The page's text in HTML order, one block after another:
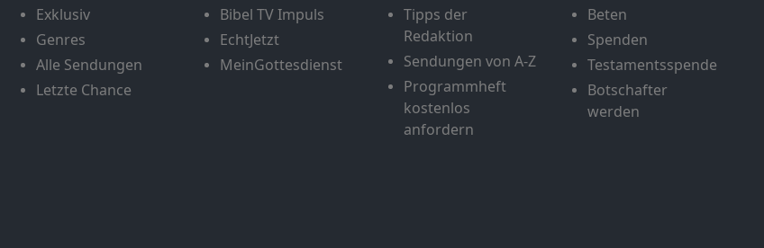
Exklusiv
Genres
Alle Sendungen
Letzte Chance
Bibel TV Impuls
EchtJetzt
MeinGottesdienst
Tipps der
Redaktion
Sendungen von A-Z
Programmheft
kostenlos
anfordern
Beten
Spenden
Testamentsspende
Botschafter
werden